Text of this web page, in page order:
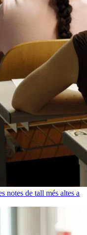
notes de tall més altes a